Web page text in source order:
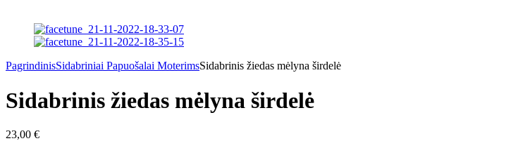
PagrindinisSidabriniai Papuošalai MoterimsSidabrinis žiedas mėlyna širdelė
Sidabrinis žiedas mėlyna širdelė
23,00 €